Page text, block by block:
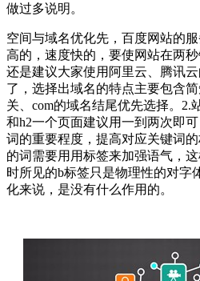
做过多说明。
空间与域名优化先，百度网站的
高的，速度快的，要使网站在两
还是建议大家使用阿里云、腾讯
了，选择出域名的特点主要包含
关、com的域名结尾优先选择。2.
和h2一个页面建议用一到两次即
词的重要程度，提高对应关键词
的词需要用用标签来加强语气，
时所见的b标签只是物理性的对字
化来说，是没有什么作用的。